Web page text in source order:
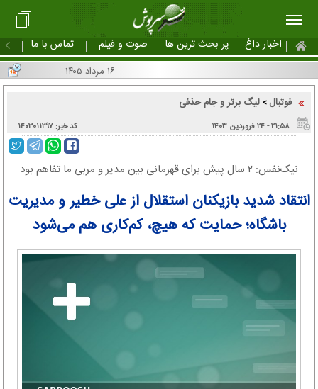
اخبار داغ پر بحث ترین ها صوت و فیلم تماس با ما
فوتبال > لیگ برتر و جام حذفی
۲۱:۵۸ - ۲۴ فروردین ۱۴۰۳ کد خبر: ۱۴۰۳۰۱۱۲۹۷
نیک‌نفس: ۲ سال پیش برای قهرمانی بین مدیر و مربی ما تفاهم بود
انتقاد شدید بازیکنان استقلال از علی خطیر و مدیریت
باشگاه؛ حمایت که هیچ، کم‌کاری هم می‌شود